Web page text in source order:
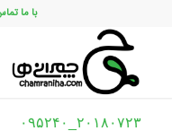
با ما تماس
۲۰۱۸۰۷۲۳_۰۹۵۲۴۰